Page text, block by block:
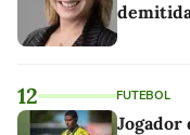
12 FUTEBOL
Jogador